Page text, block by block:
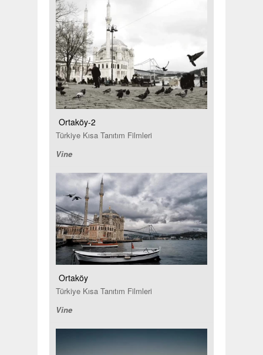
Ortaköy-2
Türkiye Kısa Tanıtım Filmleri
Vine
Ortaköy
Türkiye Kısa Tanıtım Filmleri
Vine